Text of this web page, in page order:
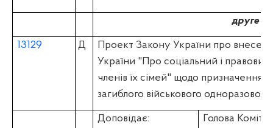
друге
13129 Д
Проект Закону України про
України "Про соціальний і правовий
членів їх сімей" щодо призначення
загиблого військового одноразової
Доповідає:
Голова